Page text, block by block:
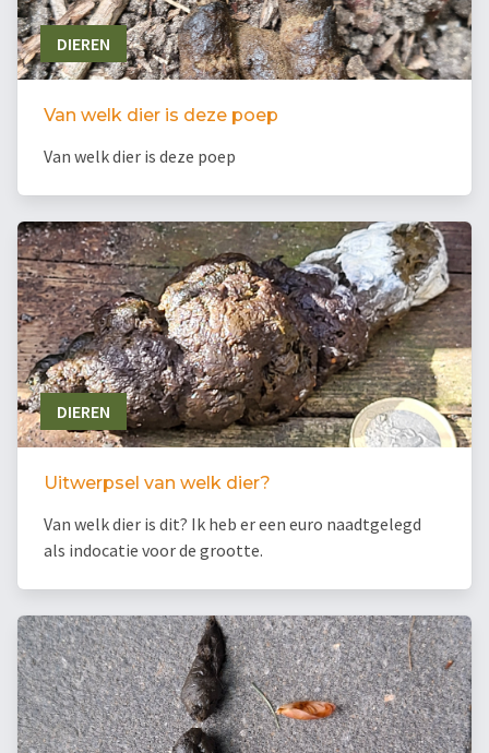
DIEREN
Van welk dier is deze poep
Van welk dier is deze poep
DIEREN
Uitwerpsel van welk dier?
Van welk dier is dit? Ik heb er een euro naadtgelegd
als indocatie voor de grootte.